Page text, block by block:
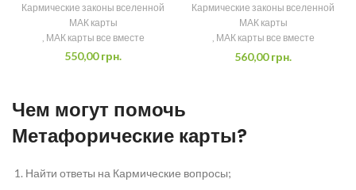
Кармические законы вселенной
МАК карты
МАК карты все вместе
550,00грн.
Кармические законы вселенной
МАК карты
МАК карты все вместе
560,00грн.
Чем могут помочь
Метафорические карты?
Найти ответы на Кармические вопросы;